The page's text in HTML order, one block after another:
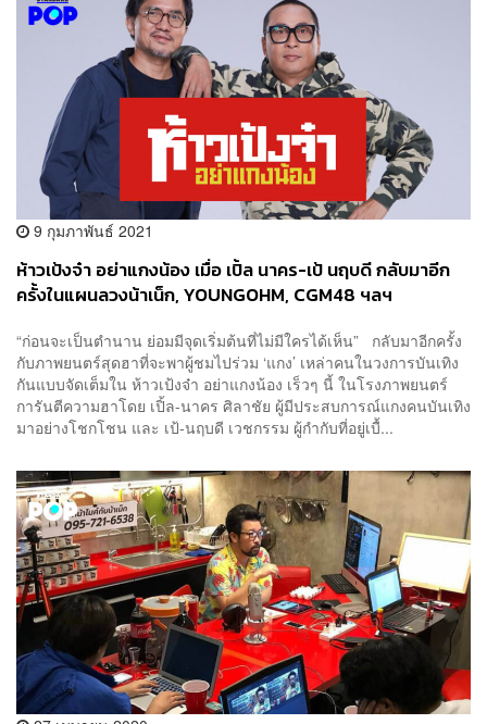
9 กุมภาพันธ์ 2021
ห้าวเป้งจ๋า อย่าแกงน้อง เมื่อ เปิ้ล นาคร-เป้ นฤบดี กลับมาอีก
ครั้งในแผนลวงน้าเน็ก, YOUNGOHM, CGM48 ฯลฯ
“ก่อนจะเป็นตำนาน ย่อมมีจุดเริ่มต้นที่ไม่มีใครได้เห็น” กลับมาอีกครั้ง
กับภาพยนตร์สุดฮาที่จะพาผู้ชมไปร่วม ‘แกง’ เหล่าคนในวงการบันเทิง
กันแบบจัดเต็มใน ห้าวเป้งจ๋า อย่าแกงน้อง เร็วๆ นี้ ในโรงภาพยนตร์
การันตีความฮาโดย เปิ้ล-นาคร ศิลาชัย ผู้มีประสบการณ์แกงคนบันเทิง
มาอย่างโชกโชน และ เป้-นฤบดี เวชกรรม ผู้กำกับที่อยู่เบื้...